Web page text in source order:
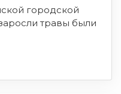
городской
травы были